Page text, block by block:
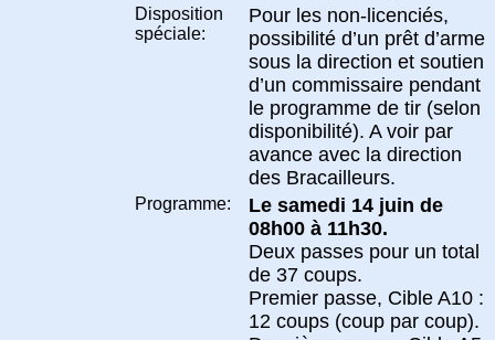
Disposition
spéciale:
Pour les non-licenciés,
possibilité d’un prêt d’arme
sous la direction et soutien
d’un commissaire pendant
le programme de tir (selon
disponibilité). A voir par
avance avec la direction
des Bracailleurs.
Programme:
Le samedi 14 juin de
08h00 à 11h30.
Deux passes pour un total
de 37 coups.
Premier passe, Cible A10 :
12 coups (coup par coup).